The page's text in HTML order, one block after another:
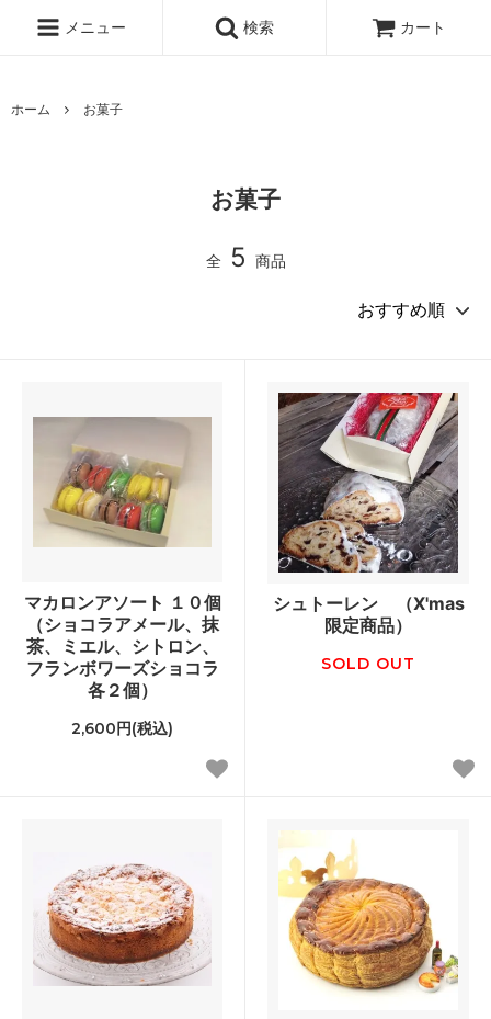
メニュー 検索 カート
ホーム お菓子
お菓子
全 5 商品
マカロンアソート １０個
（ショコラアメール、抹
茶、ミエル、シトロン、
フランボワーズショコラ
各２個）
2,600円(税込)
シュトーレン （X'mas
限定商品）
SOLD OUT